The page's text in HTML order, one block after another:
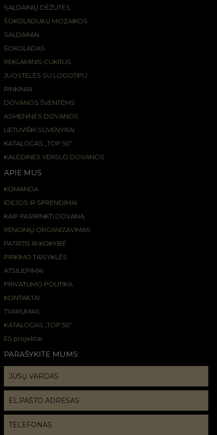
SALDAINIŲ DĖŽUTĖS
ŠOKOLADUKŲ MOZAIKOS
SALDAINIAI
ŠOKOLADAS
REKLAMINIS CUKRUS
JUOSTELĖS SU LOGOTIPU
RINKINIAI
DOVANOS ŠVENTĖMS
ASMENINĖS DOVANOS
LIETUVIŠKI SUVENYRAI
KATALOGAS „TOP 50“
KALĖDINĖS VERSLO DOVANOS
APIE MUS
KOMANDA
IDĖJOS IR SPRENDIMAI
KAIP PASIRINKTI DOVANĄ
RENGINIŲ ORGANIZAVIMAS
PATIRTIS IR KOKYBĖ
PIRKIMO TAISYKLĖS
ATSILIEPIMAI
PRIVATUMO POLITIKA
KONTAKTAI
TVARUMAS
KATALOGAS „TOP 50“
ES projektai
PARAŠYKITE MUMS: